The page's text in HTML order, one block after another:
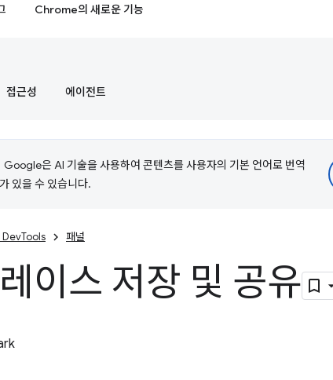
Chrome의 새로운 기능
접근성 에이전트
Google은 AI 기술을 사용하여 콘텐츠를 사용자의 기본 언어로 번역
있을 수 있습니다.
패널
이스 저장 및 공유